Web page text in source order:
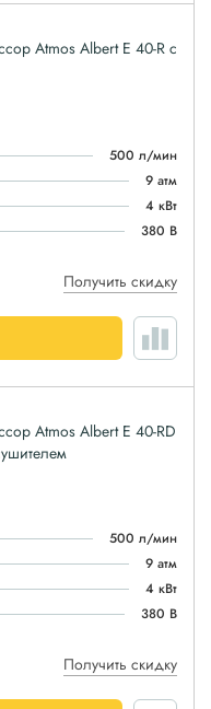
Atmos Albert E 40-R с
500 л/мин
9 атм
4 кВт
380 В
Получить скидку
Atmos Albert E 40-RD
500 л/мин
9 атм
4 кВт
380 В
Получить скидку